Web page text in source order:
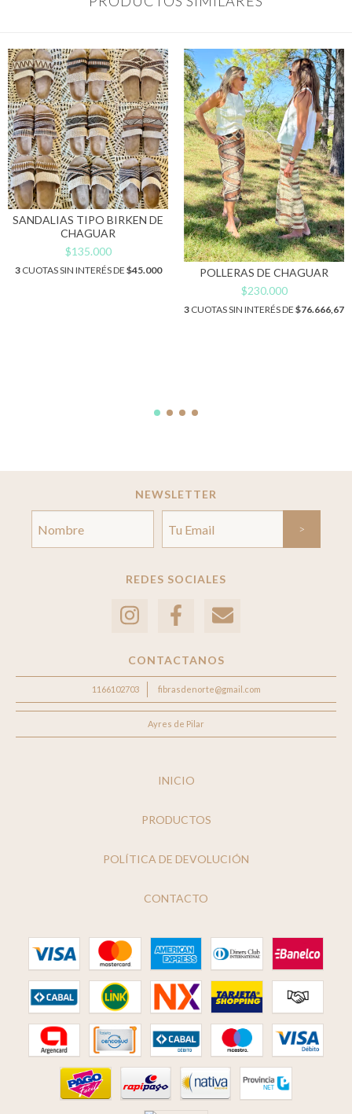
SANDALIAS TIPO BIRKEN DE
CHAGUAR
$135.000
3CUOTAS SIN INTERÉS DE $45.000
POLLERAS DE CHAGUAR
$230.000
3 CUOTAS SIN INTERÉS DE $76.666,67
NEWSLETTER
REDES SOCIALES
CONTACTANOS
1166102703 fibrasdenorte@gmail.com
Ayres de Pilar
INICIO
PRODUCTOS
POLÍTICA DE DEVOLUCIÓN
CONTACTO